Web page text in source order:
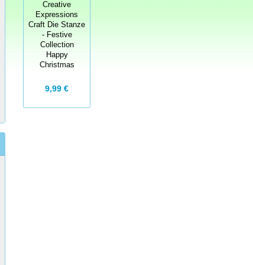
Creative
Expressions
Craft Die Stanze
- Festive
Collection
Happy
Christmas
9,99 €